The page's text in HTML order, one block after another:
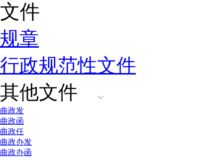
文件
规章
行政规范性文件
其他文件
曲政发
曲政函
曲政任
曲政办发
曲政办函